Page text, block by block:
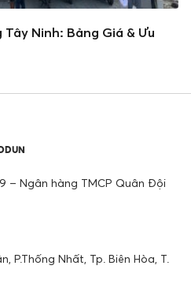
Ninh: Bảng Giá & Ưu
– Ngân hàng TMCP Quân Đội
P.Thống Nhất, Tp. Biên Hòa, T.